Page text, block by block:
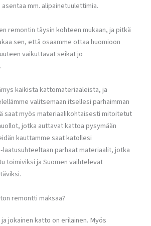
mm. alipainetuulettimia.
remontin täysin kohteen mukaan, ja pitkä
sen, että osaamme ottaa huomioon
vaikuttavat seikat jo
kaikista kattomateriaaleista, ja
valitsemaan itsellesi parhaimman
saat myös materiaalikohtaisesti mitoitetut
jotka auttavat kattoa pysymään
kauttamme saat katollesi
laatusuhteeltaan parhaat materiaalit, jotka
toimiviksi ja Suomen vaihtelevat
remontti maksaa?
jokainen katto on erilainen. Myös